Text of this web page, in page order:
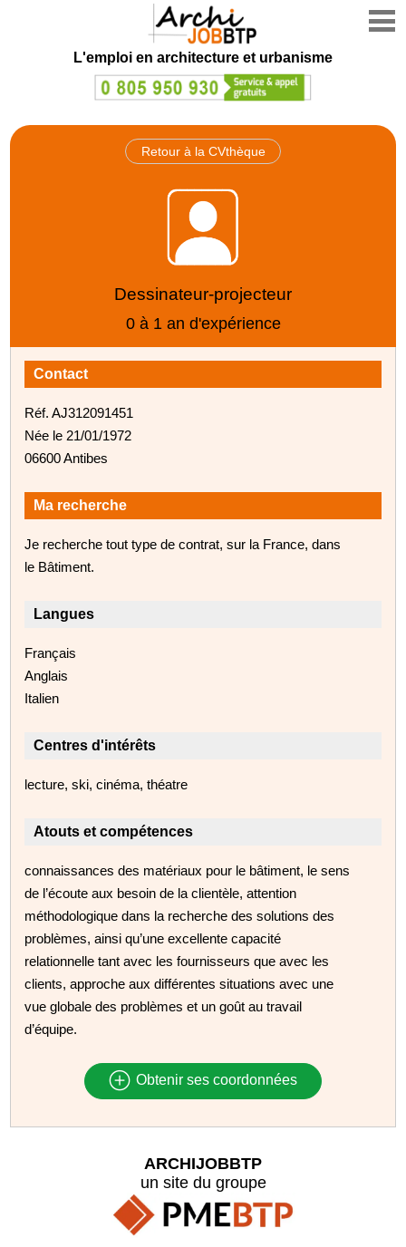
L'emploi en architecture et urbanisme
Retour à la CVthèque
Dessinateur-projecteur
0 à 1 an d'expérience
Contact
Réf. AJ312091451
Née le 21/01/1972
06600 Antibes
Ma recherche
Je recherche tout type de contrat, sur la France, dans
le Bâtiment.
Langues
Français
Anglais
Italien
Centres d'intérêts
lecture, ski, cinéma, théatre
Atouts et compétences
connaissances des matériaux pour le bâtiment, le sens
de l’écoute aux besoin de la clientèle, attention
méthodologique dans la recherche des solutions des
problèmes, ainsi qu’une excellente capacité
relationnelle tant avec les fournisseurs que avec les
clients, approche aux différentes situations avec une
vue globale des problèmes et un goût au travail
d’équipe.
Obtenir ses coordonnées
ARCHIJOBBTP
un site du groupe